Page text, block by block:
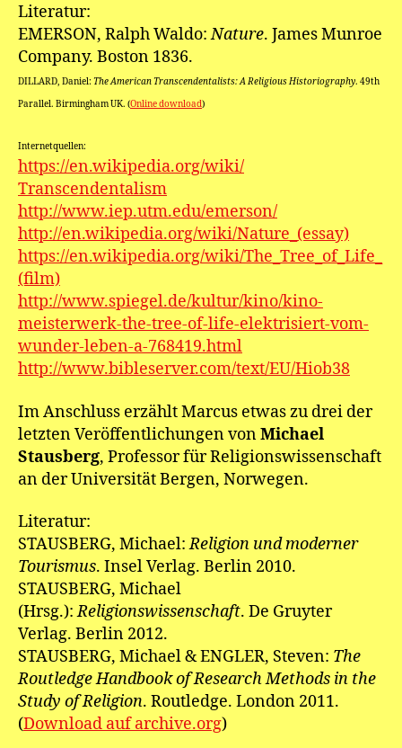
Literatur:
EMERSON, Ralph Waldo:Nature. James Munroe
Company. Boston 1836.
DILLARD, Daniel: The American Transcendentalists: A Religious Historiography. 49th
Parallel. Birmingham UK. (Online download)
Internetquellen:
https://en.wikipedia.org/wiki/
Transcendentalism
http://www.iep.utm.edu/emerson/
http://en.wikipedia.org/wiki/Nature_(essay)
https://en.wikipedia.org/wiki/The_Tree_of_Life_
(film)
http://www.spiegel.de/kultur/kino/kino-
meisterwerk-the-tree-of-life-elektrisiert-vom-
wunder-leben-a-768419.html
http://www.bibleserver.com/text/EU/Hiob38
Im Anschluss erzählt Marcus etwas zu drei der
letzten Veröffentlichungen vonMichael
Stausberg, Professor für Religionswissenschaft
an der Universität Bergen, Norwegen.
Literatur:
STAUSBERG, Michael:Religion und moderner
Tourismus. Insel Verlag. Berlin 2010.
STAUSBERG, Michael
(Hrsg.):Religionswissenschaft. De Gruyter
Verlag. Berlin 2012.
STAUSBERG, Michael & ENGLER, Steven: The
Routledge Handbook of Research Methods in the
Study of Religion. Routledge. London 2011.
(Download auf archive.org)